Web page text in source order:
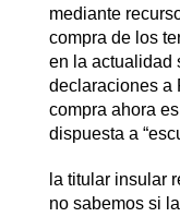
mediante
compra de los
en la actualidad
declaraciones a
compra ahora
dispuesta a
la titular insular
no sabemos si